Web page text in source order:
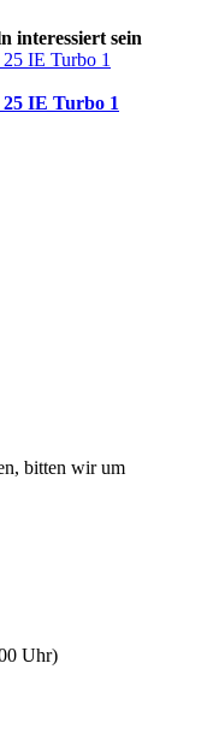
interessiert sein
IE Turbo 1
bitten wir um
Uhr)